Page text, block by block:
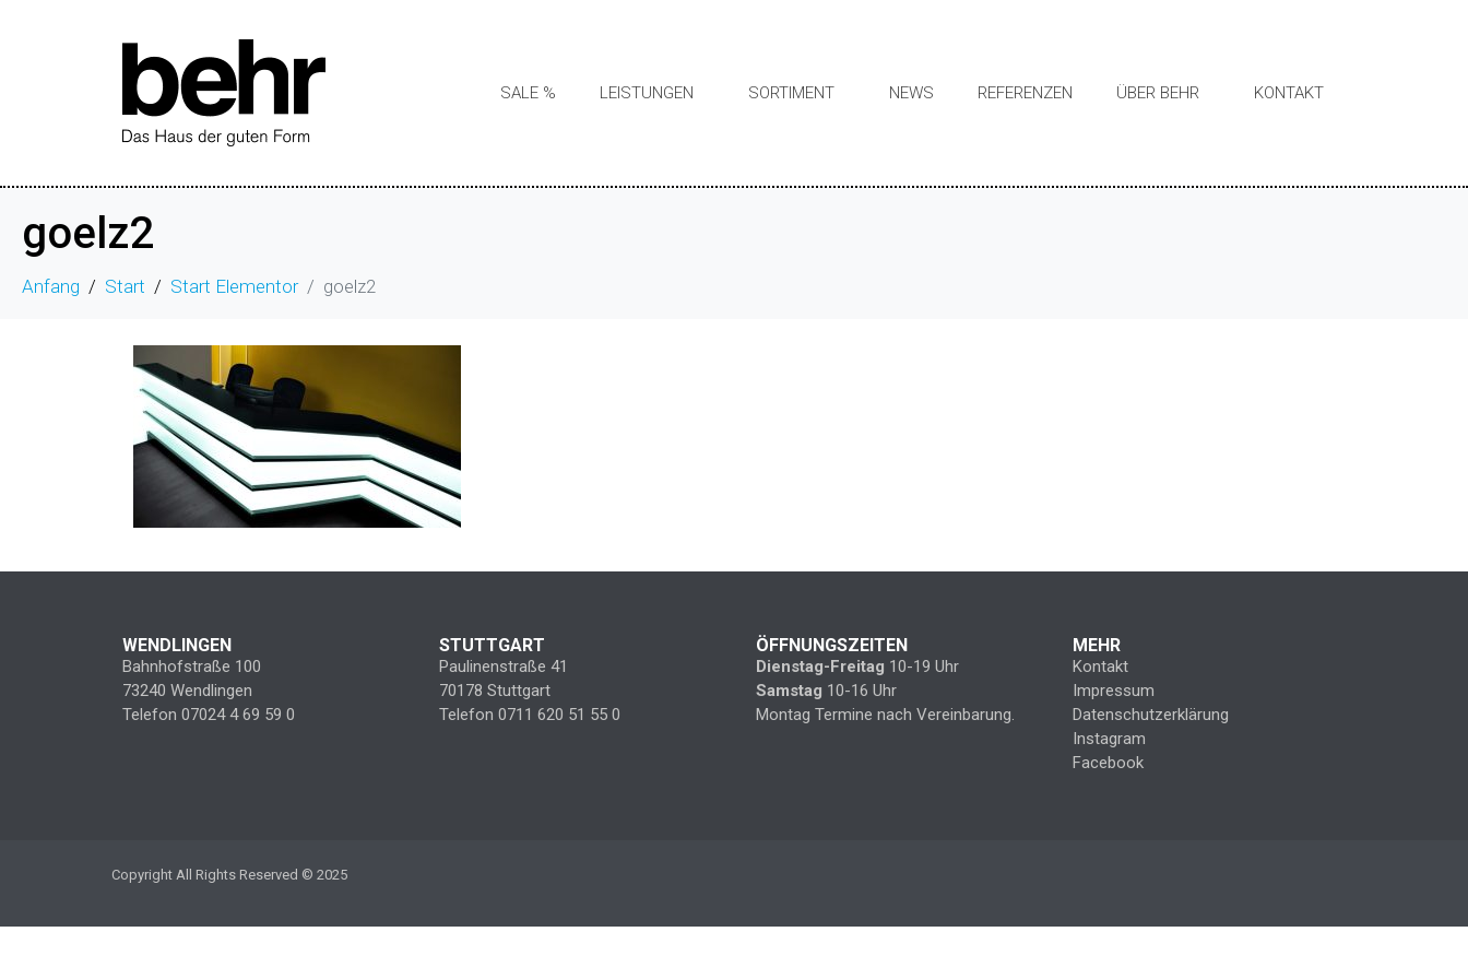
SALE % LEISTUNGEN SORTIMENT NEWS REFERENZEN ÜBER BEHR KONTAKT
goelz2
Anfang Start Start Elementor goelz2
WENDLINGEN
Bahnhofstraße 100
73240 Wendlingen
Telefon 07024 4 69 59 0
STUTTGART
Paulinenstraße 41
70178 Stuttgart
Telefon 0711 620 51 55 0
ÖFFNUNGSZEITEN
Dienstag-Freitag 10-19 Uhr
Samstag 10-16 Uhr
Montag Termine nach Vereinbarung.
MEHR
Kontakt
Impressum
Datenschutzerklärung
Instagram
Facebook
Copyright All Rights Reserved © 2025